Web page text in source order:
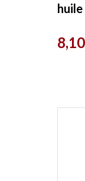
Prix